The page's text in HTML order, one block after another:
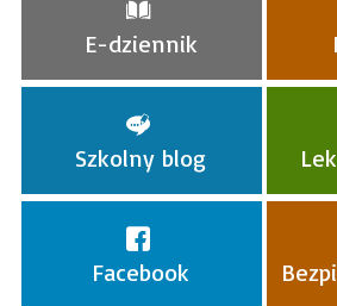
E-dziennik
Szkolny blog
Facebook